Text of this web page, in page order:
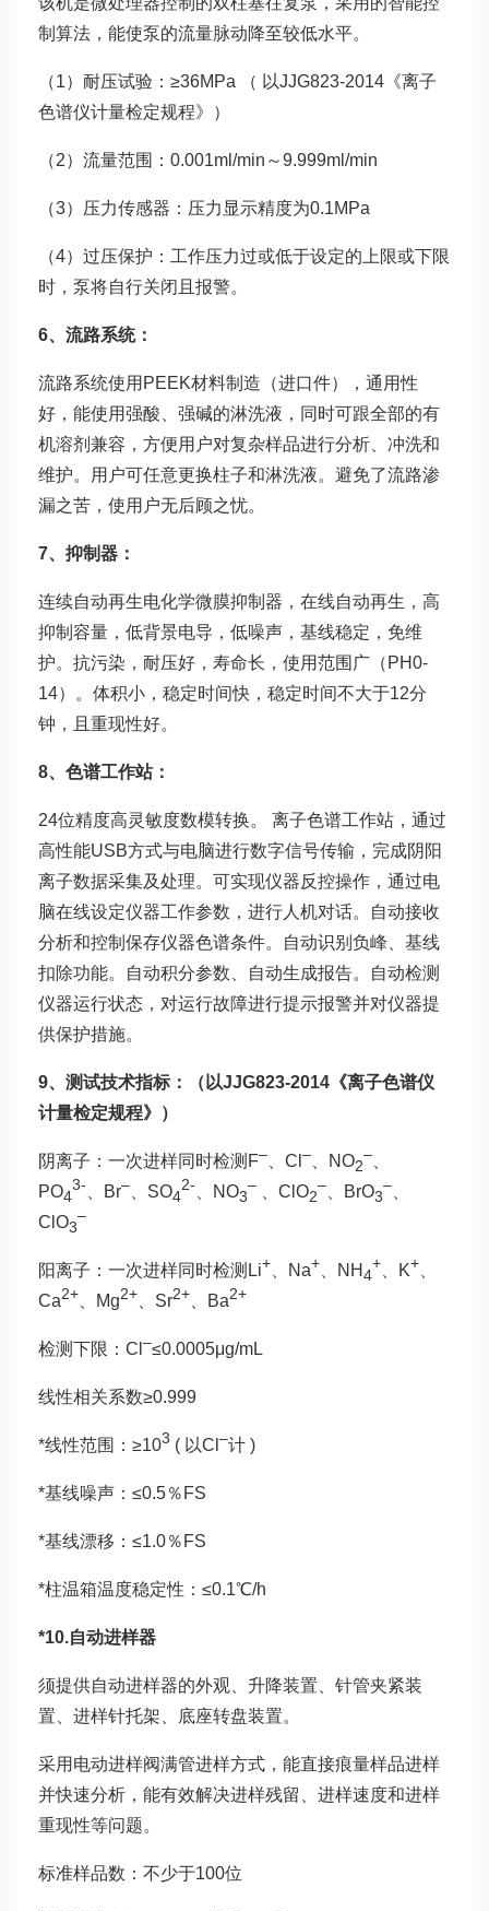
制算法，能使泵的流量脉动降至较低水平。
（1）耐压试验：≥36MPa （ 以JJG823-2014《离子
色谱仪计量检定规程》）
（2）流量范围：0.001ml/min～9.999ml/min
（3）压力传感器：压力显示精度为0.1MPa
（4）过压保护：工作压力过或低于设定的上限或下限
时，泵将自行关闭且报警。
6、流路系统：
流路系统使用PEEK材料制造（进口件），通用性
好，能使用强酸、强碱的淋洗液，同时可跟全部的有
机溶剂兼容，方便用户对复杂样品进行分析、冲洗和
维护。用户可任意更换柱子和淋洗液。避免了流路渗
漏之苦，使用户无后顾之忧。
7、抑制器：
连续自动再生电化学微膜抑制器，在线自动再生，高
抑制容量，低背景电导，低噪声，基线稳定，免维
护。抗污染，耐压好，寿命长，使用范围广（PH0-
14）。体积小，稳定时间快，稳定时间不大于12分
钟，且重现性好。
8、色谱工作站：
24位精度高灵敏度数模转换。 离子色谱工作站，通过
高性能USB方式与电脑进行数字信号传输，完成阴阳
离子数据采集及处理。可实现仪器反控操作，通过电
脑在线设定仪器工作参数，进行人机对话。自动接收
分析和控制保存仪器色谱条件。自动识别负峰、基线
扣除功能。自动积分参数、自动生成报告。自动检测
仪器运行状态，对运行故障进行提示报警并对仪器提
供保护措施。
9、 测试技术指标：（以JJG823-2014《离子色谱仪
计量检定规程》）
阴离子：一次进样同时检测F– 、Cl – 、NO2
–
PO4
3- 、Br– 、SO4
2- 、NO3
– 、ClO2
– 、BrO3
–
ClO3
–
阳离子：一次进样同时检测Li+ 、Na+ 、NH4
+ 、K+
Ca2+ 、Mg2+ 、Sr2+ 、Ba2+
检测下限：Cl –≤0.0005μg/mL
线性相关系数≥0.999
*线性范围：≥103 ( 以Cl –计 )
*基线噪声：≤0.5％FS
*基线漂移：≤1.0％FS
*柱温箱温度稳定性：≤0.1℃/h
*10.自动进样器
须提供自动进样器的外观、升降装置、针管夹紧装
置、进样针托架、底座转盘装置。
采用电动进样阀满管进样方式，能直接痕量样品进样
并快速分析，能有效解决进样残留、进样速度和进样
重现性等问题。
标准样品数：不少于100位